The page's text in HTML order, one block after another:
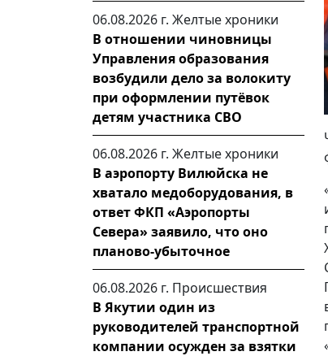
06.08.2026 г. Желтые хроники
В отношении чиновницы
Управления образования
возбудили дело за волокиту
при оформлении путёвок
детям участника СВО
06.08.2026 г. Желтые хроники
В аэропорту Вилюйска не
хватало медоборудования, в
ответ ФКП «Аэропорты
Севера» заявило, что оно
планово-убыточное
06.08.2026 г. Происшествия
В Якутии один из
руководителей транспортной
компании осужден за взятки